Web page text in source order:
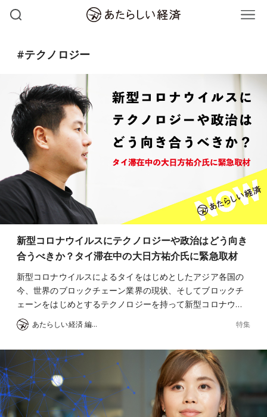
#テクノロジー
新型コロナウイルスにテクノロジーや政治はどう向き
合うべきか？タイ滞在中の大日方祐介氏に緊急取材
新型コロナウイルスによるタイをはじめとしたアジア各国の
今、世界のブロックチェーン業界の現状、そしてブロックチ
ェーンをはじめとするテクノロジーを持って新型コロナウ…
あたらしい経済 編集部 特集